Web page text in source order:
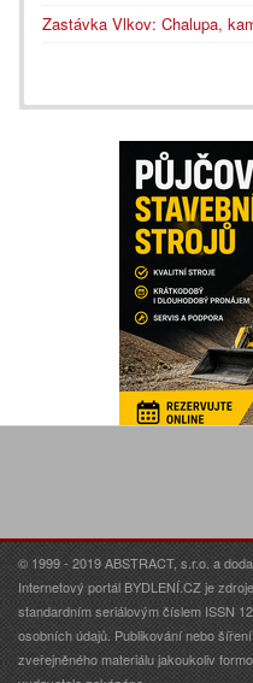
Zastávka Vlkov: Chalupa,
© 1999 - 2019 ABSTRACT, s.r.o. a
Internetový portál BYDLENÍ.CZ je
standardním seriálovým číslem ISSN
osobních údajů. Publikování nebo
zveřejněného materiálu jakoukoliv